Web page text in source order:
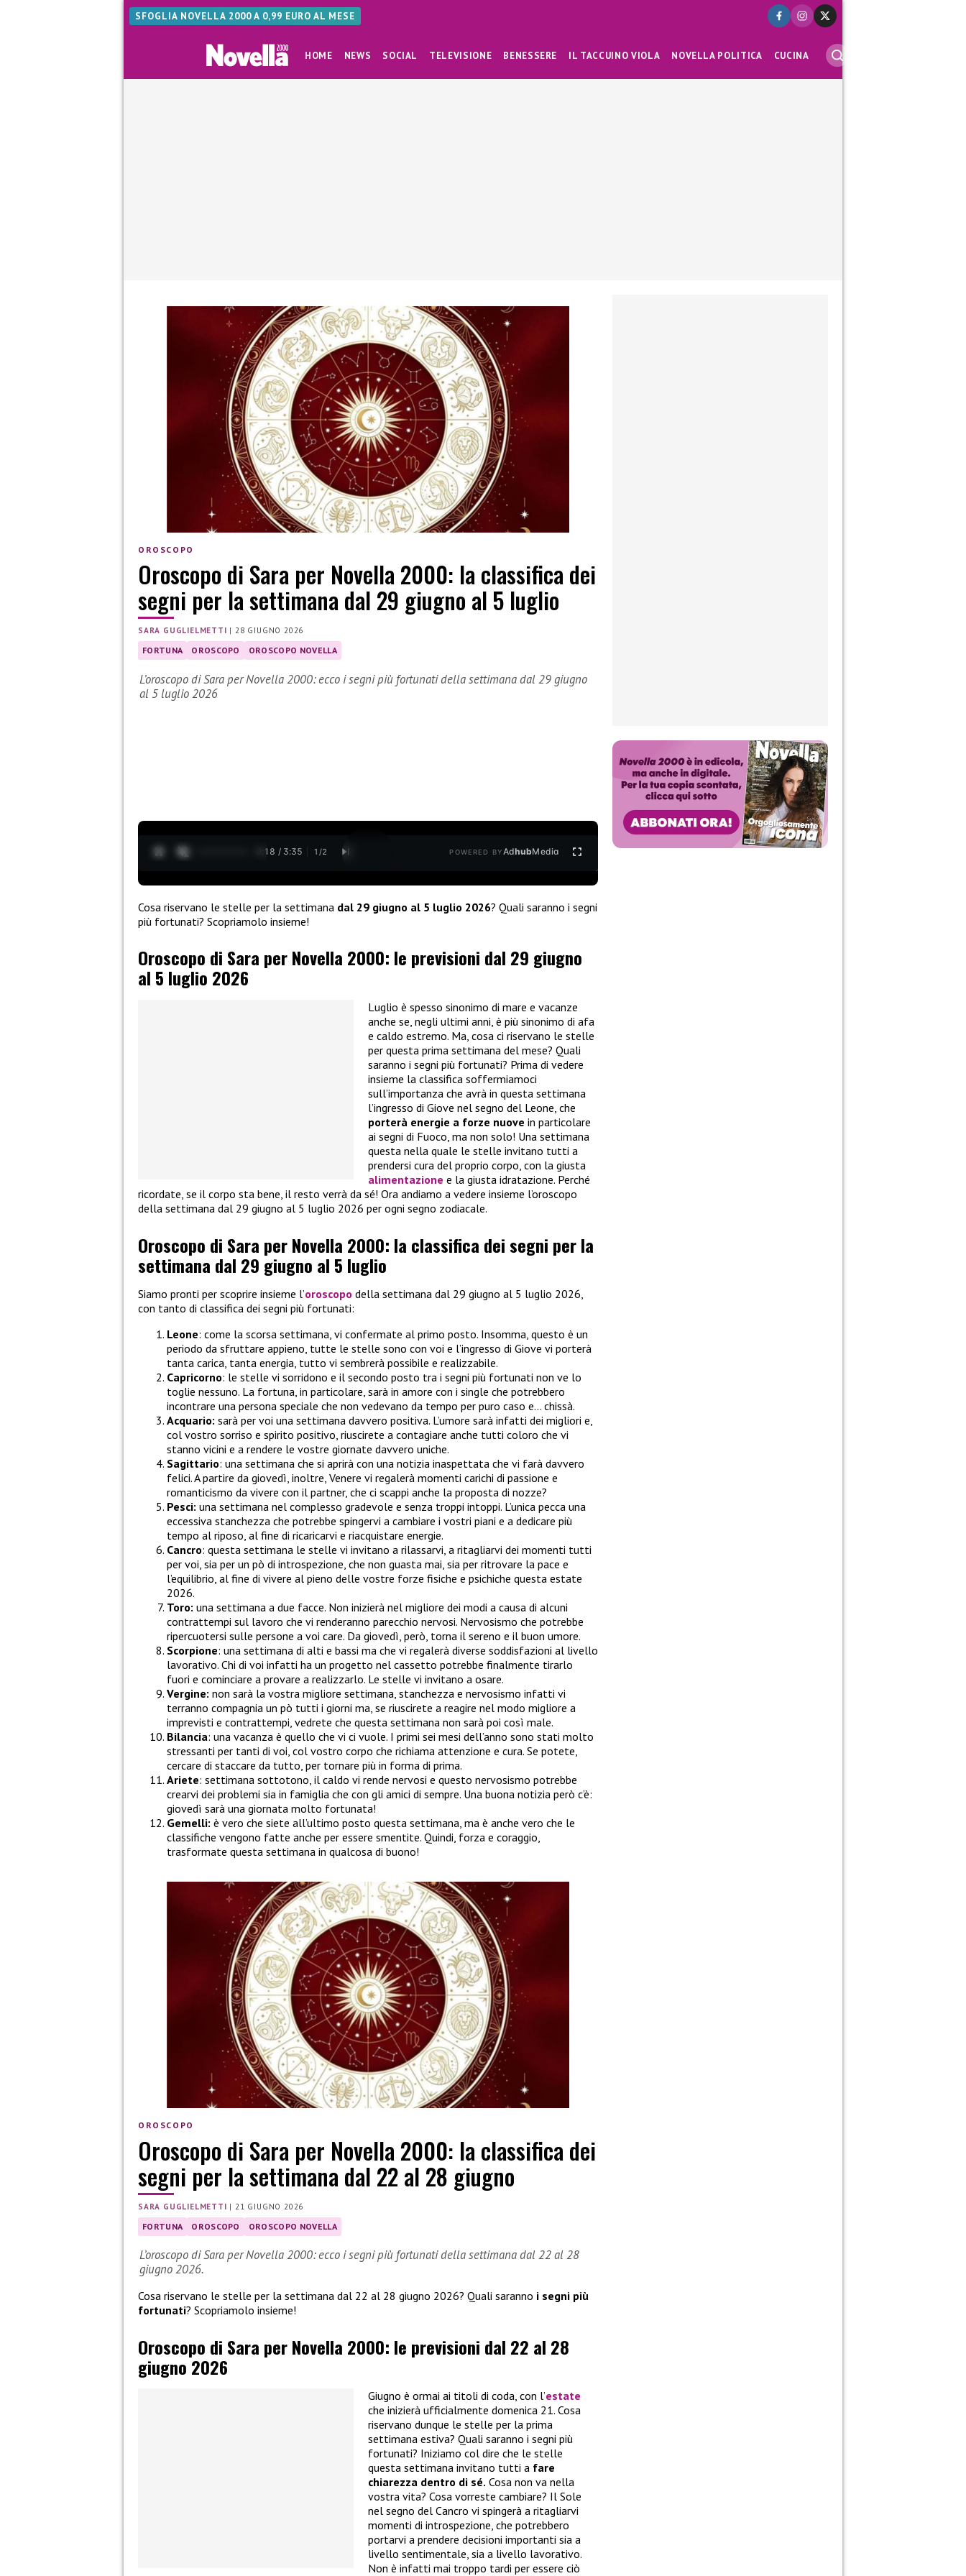
SFOGLIA NOVELLA 2000 A 0,99 EURO AL MESE
HOME NEWS SOCIAL TELEVISIONE BENESSERE IL TACCUINO VIOLA NOVELLA POLITICA CUCINA
OROSCOPO
Oroscopo di Sara per Novella 2000: la classifica dei
segni per la settimana dal 29 giugno al 5 luglio
SARA GUGLIELMETTI |28 GIUGNO 2026
FORTUNA OROSCOPO OROSCOPO NOVELLA
L’oroscopo di Sara per Novella 2000: ecco i segni più fortunati della settimana dal 29 giugno
al 5 luglio 2026
0:19 / 3:35 1 /2 POWERED BYAdhubMedia
Cosa riservano le stelle per la settimana dal 29 giugno al 5 luglio 2026? Quali saranno i segni
più fortunati? Scopriamolo insieme!
Oroscopo di Sara per Novella 2000: le previsioni dal 29 giugno
al 5 luglio 2026
Luglio è spesso sinonimo di mare e vacanze
anche se, negli ultimi anni, è più sinonimo di afa
e caldo estremo. Ma, cosa ci riservano le stelle
per questa prima settimana del mese? Quali
saranno i segni più fortunati? Prima di vedere
insieme la classifica soffermiamoci
sull’importanza che avrà in questa settimana
l’ingresso di Giove nel segno del Leone, che
porterà energie a forze nuove in particolare
ai segni di Fuoco, ma non solo! Una settimana
questa nella quale le stelle invitano tutti a
prendersi cura del proprio corpo, con la giusta
alimentazione e la giusta idratazione. Perché
ricordate, se il corpo sta bene, il resto verrà da sé! Ora andiamo a vedere insieme l’oroscopo
della settimana dal 29 giugno al 5 luglio 2026 per ogni segno zodiacale.
Oroscopo di Sara per Novella 2000: la classifica dei segni per la
settimana dal 29 giugno al 5 luglio
Siamo pronti per scoprire insieme l’oroscopo della settimana dal 29 giugno al 5 luglio 2026,
con tanto di classifica dei segni più fortunati:
Leone: come la scorsa settimana, vi confermate al primo posto. Insomma, questo è un
periodo da sfruttare appieno, tutte le stelle sono con voi e l’ingresso di Giove vi porterà
tanta carica, tanta energia, tutto vi sembrerà possibile e realizzabile.
Capricorno: le stelle vi sorridono e il secondo posto tra i segni più fortunati non ve lo
toglie nessuno. La fortuna, in particolare, sarà in amore con i single che potrebbero
incontrare una persona speciale che non vedevano da tempo per puro caso e… chissà.
Acquario: sarà per voi una settimana davvero positiva. L’umore sarà infatti dei migliori e,
col vostro sorriso e spirito positivo, riuscirete a contagiare anche tutti coloro che vi
stanno vicini e a rendere le vostre giornate davvero uniche.
Sagittario: una settimana che si aprirà con una notizia inaspettata che vi farà davvero
felici. A partire da giovedì, inoltre, Venere vi regalerà momenti carichi di passione e
romanticismo da vivere con il partner, che ci scappi anche la proposta di nozze?
Pesci: una settimana nel complesso gradevole e senza troppi intoppi. L’unica pecca una
eccessiva stanchezza che potrebbe spingervi a cambiare i vostri piani e a dedicare più
tempo al riposo, al fine di ricaricarvi e riacquistare energie.
Cancro: questa settimana le stelle vi invitano a rilassarvi, a ritagliarvi dei momenti tutti
per voi, sia per un pò di introspezione, che non guasta mai, sia per ritrovare la pace e
l’equilibrio, al fine di vivere al pieno delle vostre forze fisiche e psichiche questa estate
2026.
Toro: una settimana a due facce. Non inizierà nel migliore dei modi a causa di alcuni
contrattempi sul lavoro che vi renderanno parecchio nervosi. Nervosismo che potrebbe
ripercuotersi sulle persone a voi care. Da giovedì, però, torna il sereno e il buon umore.
Scorpione: una settimana di alti e bassi ma che vi regalerà diverse soddisfazioni al livello
lavorativo. Chi di voi infatti ha un progetto nel cassetto potrebbe finalmente tirarlo
fuori e cominciare a provare a realizzarlo. Le stelle vi invitano a osare.
Vergine: non sarà la vostra migliore settimana, stanchezza e nervosismo infatti vi
terranno compagnia un pò tutti i giorni ma, se riuscirete a reagire nel modo migliore a
imprevisti e contrattempi, vedrete che questa settimana non sarà poi così male.
Bilancia: una vacanza è quello che vi ci vuole. I primi sei mesi dell’anno sono stati molto
stressanti per tanti di voi, col vostro corpo che richiama attenzione e cura. Se potete,
cercare di staccare da tutto, per tornare più in forma di prima.
Ariete: settimana sottotono, il caldo vi rende nervosi e questo nervosismo potrebbe
crearvi dei problemi sia in famiglia che con gli amici di sempre. Una buona notizia però c’è:
giovedì sarà una giornata molto fortunata!
Gemelli: è vero che siete all’ultimo posto questa settimana, ma è anche vero che le
classifiche vengono fatte anche per essere smentite. Quindi, forza e coraggio,
trasformate questa settimana in qualcosa di buono!
OROSCOPO
Oroscopo di Sara per Novella 2000: la classifica dei
segni per la settimana dal 22 al 28 giugno
SARA GUGLIELMETTI | 21 GIUGNO 2026
FORTUNA OROSCOPO OROSCOPO NOVELLA
L’oroscopo di Sara per Novella 2000: ecco i segni più fortunati della settimana dal 22 al 28
giugno 2026.
Cosa riservano le stelle per la settimana dal 22 al 28 giugno 2026? Quali saranno i segni più
fortunati? Scopriamolo insieme!
Oroscopo di Sara per Novella 2000: le previsioni dal 22 al 28
giugno 2026
Giugno è ormai ai titoli di coda, con l’estate
che inizierà ufficialmente domenica 21. Cosa
riservano dunque le stelle per la prima
settimana estiva? Quali saranno i segni più
fortunati? Iniziamo col dire che le stelle
questa settimana invitano tutti a fare
chiarezza dentro di sé. Cosa non va nella
vostra vita? Cosa vorreste cambiare? Il Sole
nel segno del Cancro vi spingerà a ritagliarvi
momenti di introspezione, che potrebbero
portarvi a prendere decisioni importanti sia a
livello sentimentale, sia a livello lavorativo.
Non è infatti mai troppo tardi per essere ciò